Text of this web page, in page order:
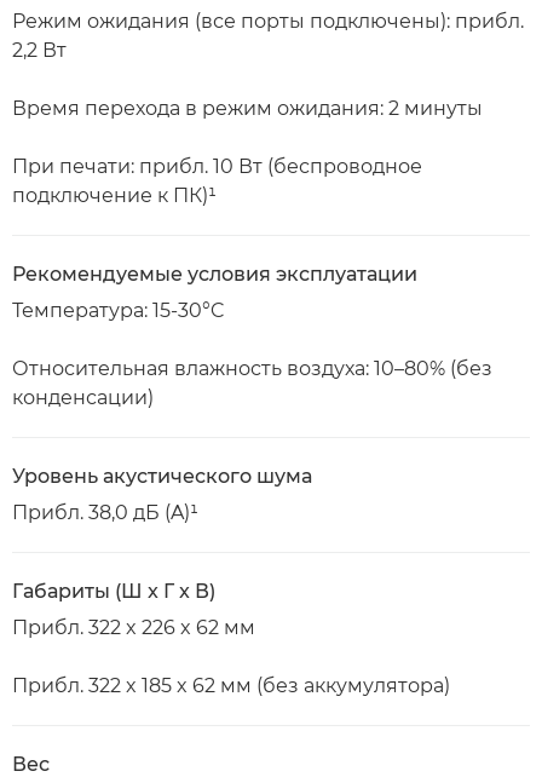
Режим ожидания (все порты подключены): прибл.
2,2 Вт
Время перехода в режим ожидания: 2 минуты
При печати: прибл. 10 Вт (беспроводное
подключение к ПК)¹
Рекомендуемые условия эксплуатации
Температура: 15-30°C
Относительная влажность воздуха: 10–80% (без
конденсации)
Уровень акустического шума
Прибл. 38,0 дБ (A)¹
Габариты (Ш x Г x В)
Прибл. 322 x 226 x 62 мм
Прибл. 322 x 185 x 62 мм (без аккумулятора)
Вес